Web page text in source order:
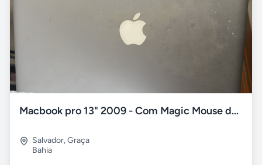
Macbook pro 13" 2009 - Com Magic Mouse da Apple
Salvador,Graça
Bahia